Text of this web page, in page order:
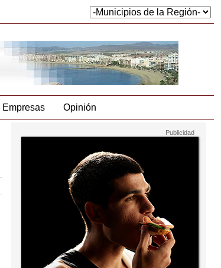
Empresas Opinión